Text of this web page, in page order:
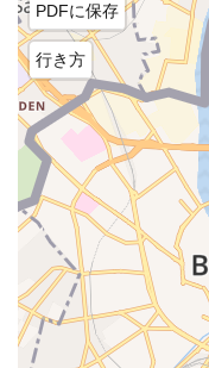
PDFに保存
行き方